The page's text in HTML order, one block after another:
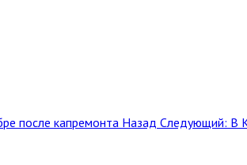
после капремонта Назад Следующий: В